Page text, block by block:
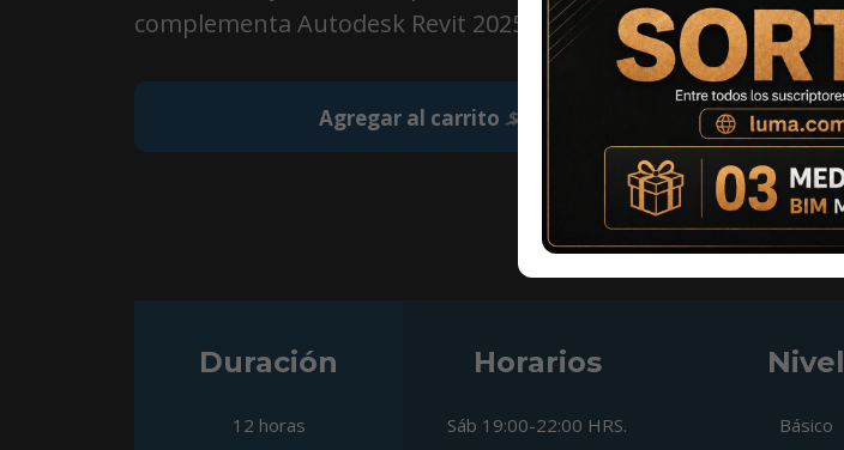
complementa Autodesk Revit 2025.
Agregar al carrito $49
Duración
12 horas
Horarios
Sáb 19:00-22:00 HRS.
Nivel
Básico